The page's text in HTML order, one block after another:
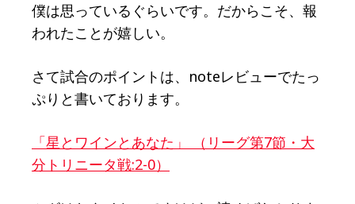
僕は思っているぐらいです。だからこそ、報
われたことが嬉しい。
さて試合のポイントは、noteレビューでたっ
ぷりと書いております。
「星とワインとあなた」 （リーグ第7節・大
分トリニータ戦:2-0）